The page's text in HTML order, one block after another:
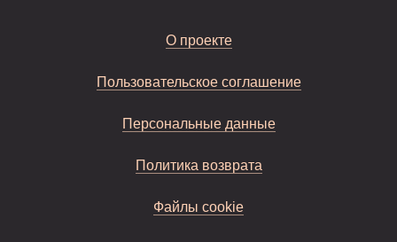
О проекте
Пользовательское соглашение
Персональные данные
Политика возврата
Файлы cookie